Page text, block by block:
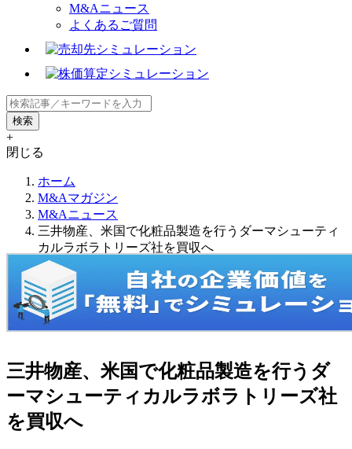
M&Aニュース
よくあるご質問
+
閉じる
ホーム
M&Aマガジン
M&Aニュース
三井物産、米国で化粧品製造を行うダーマシューティ
カルラボラトリーズ社を買収へ
三井物産、米国で化粧品製造を行うダ
ーマシューティカルラボラトリーズ社
を買収へ